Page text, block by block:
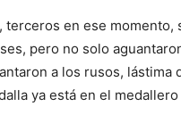
terceros en ese
pero no solo
a los rusos,
ya está en el